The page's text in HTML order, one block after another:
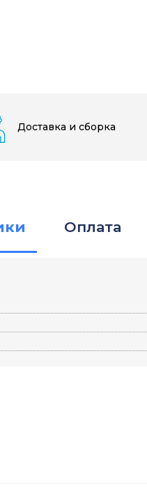
Доставка и сборка
Оплата